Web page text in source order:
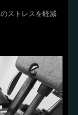
ストレスを軽減